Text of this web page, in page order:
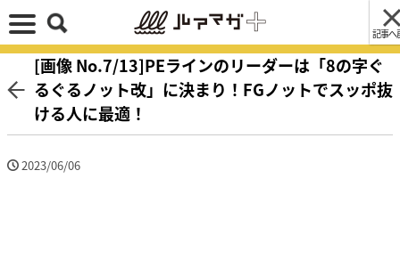
記事へ
[画像 No.7/13]PEラインのリーダーは「8の字ぐ
るぐるノット改」に決まり！FGノットでスッポ抜
ける人に最適！
2023/06/06